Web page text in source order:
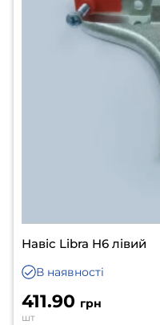
Навіс Libra H6 лівий
В наявності
411.90 грн
шт